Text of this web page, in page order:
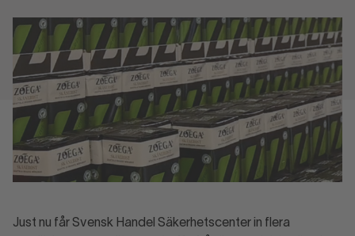
Just nu får Svensk Handel Säkerhetscenter in flera